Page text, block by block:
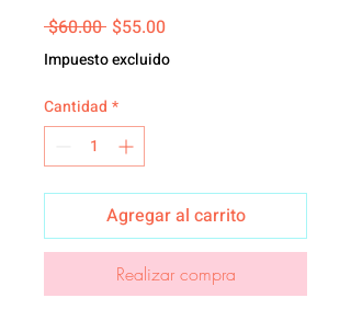
$60.00 Precio
$55.00Precio de oferta
Impuesto excluido
Cantidad *
Agregar al carrito
Realizar compra